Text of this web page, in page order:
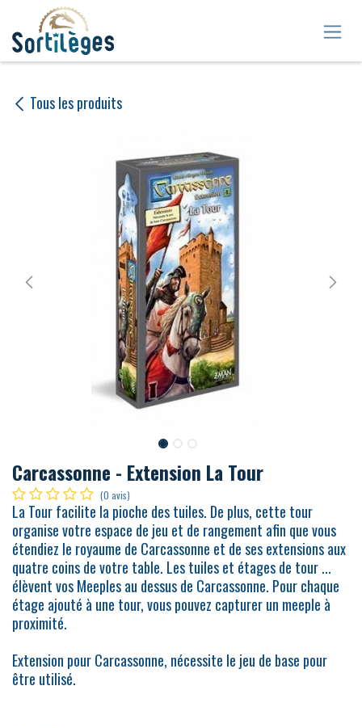
Se rendre au contenu
Tous les produits
Carcassonne - Extension La Tour
(0 avis)
La Tour facilite la pioche des tuiles. De plus, cette tour
organise votre espace de jeu et de rangement afin que vous
étendiez le royaume de Carcassonne et de ses extensions aux
quatre coins de votre table. Les tuiles et étages de tour ...
élèvent vos Meeples au dessus de Carcassonne. Pour chaque
étage ajouté à une tour, vous pouvez capturer un meeple à
proximité.
Extension pour Carcassonne, nécessite le jeu de base pour
être utilisé.